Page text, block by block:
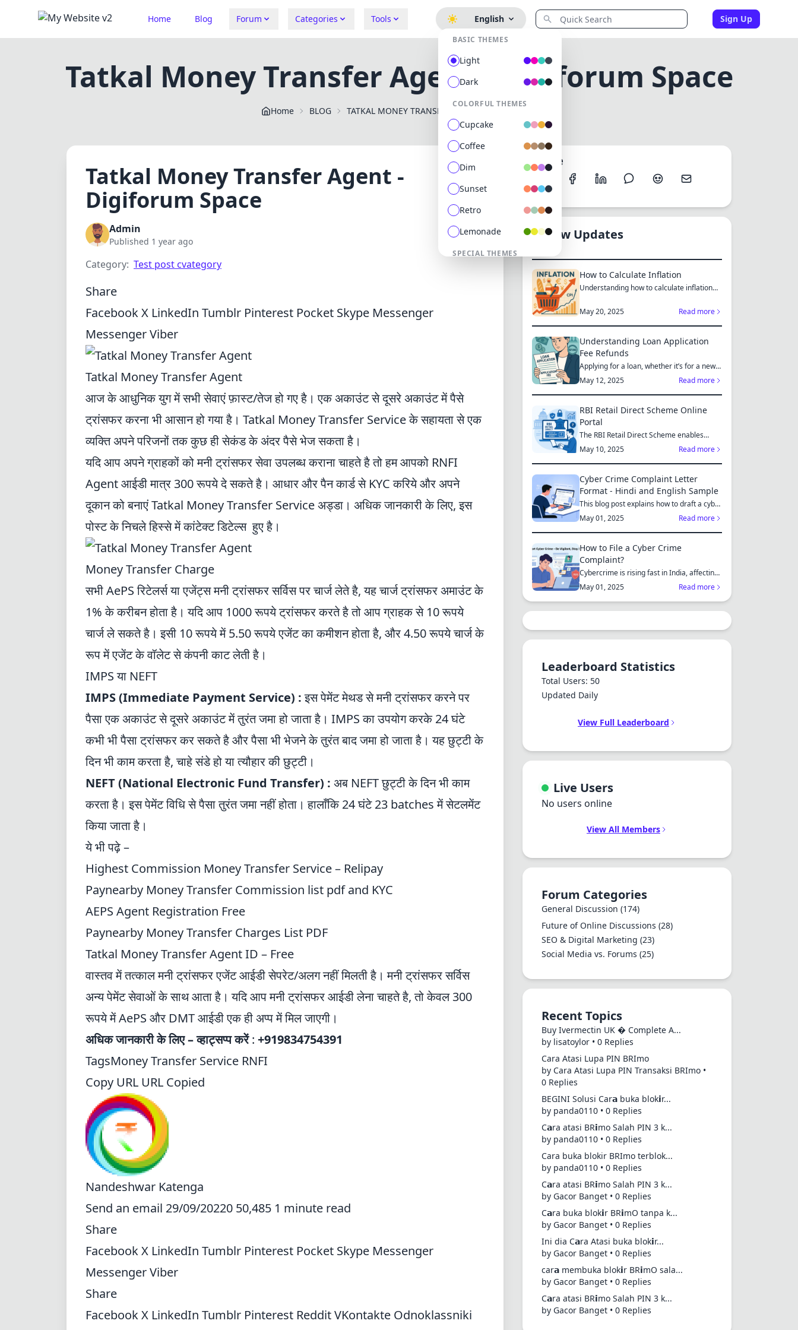
Home Blog Forum Categories Tools
BASIC THEMES
Light
Dark
COLORFUL THEMES
Cupcake
Coffee
Dim
Sunset
Retro
Lemonade
SPECIAL THEMES
Halloween
NATURE THEMES
ELEGANT THEMES
English Sign Up
Tatkal Money Transfer Agent - Digiforum Space
Home BLOG
Tatkal Money Transfer Agent -
Digiforum Space
Admin
Published 1 year ago
Category: Test post cvategory
Share
FacebookX LinkedIn Tumblr Pinterest Pocket Skype Messenger
MessengerViber
Tatkal Money Transfer Agent
आज के आधुनिक युग में सभी सेवाएं फ़ास्ट/तेज हो गए है। एक अकाउंट से दूसरे अकाउंट में पैसे
ट्रांसफर करना भी आसान हो गया है। Tatkal Money Transfer Service के सहायता से एक
व्यक्ति अपने परिजनों तक कुछ ही सेकंड के अंदर पैसे भेज सकता है।
यदि आप अपने ग्राहकों को मनी ट्रांसफर सेवा उपलब्ध कराना चाहते है तो हम आपको RNFI
Agent आईडी मात्र 300 रूपये दे सकते है। आधार और पैन कार्ड से KYC करिये और अपने
दूकान को बनाएं Tatkal Money Transfer Service अड्डा। अधिक जानकारी के लिए, इस
पोस्ट के निचले हिस्से में कांटेक्ट डिटेल्स हुए है।
Money Transfer Charge
सभी AePS रिटेलर्स या एजेंट्स मनी ट्रांसफर सर्विस पर चार्ज लेते है, यह चार्ज ट्रांसफर अमाउंट के
1% के करीबन होता है। यदि आप 1000 रूपये ट्रांसफर करते है तो आप ग्राहक से 10 रूपये
चार्ज ले सकते है। इसी 10 रूपये में 5.50 रूपये एजेंट का कमीशन होता है, और 4.50 रूपये चार्ज के
रूप में एजेंट के वॉलेट से कंपनी काट लेती है।
IMPS या NEFT
IMPS (Immediate Payment Service) :इस पेमेंट मेथड से मनी ट्रांसफर करने पर
पैसा एक अकाउंट से दूसरे अकाउंट में तुरंत जमा हो जाता है। IMPS का उपयोग करके 24 घंटे
कभी भी पैसा ट्रांसफर कर सकते है और पैसा भी भेजने के तुरंत बाद जमा हो जाता है। यह छुट्टी के
दिन भी काम करता है, चाहे संडे हो या त्यौहार की छुट्टी।
NEFT (National Electronic Fund Transfer) : अब NEFT छुट्टी के दिन भी काम
करता है। इस पेमेंट विधि से पैसा तुरंत जमा नहीं होता। हालाँकि 24 घंटे 23 batches में सेटलमेंट
किया जाता है।
ये भी पढ़े –
Highest Commission Money Transfer Service – Relipay
Paynearby Money Transfer Commission list pdf and KYC
AEPS Agent Registration Free
Paynearby Money Transfer Charges List PDF
Tatkal Money Transfer Agent ID – Free
वास्तव में तत्काल मनी ट्रांसफर एजेंट आईडी सेपरेट/अलग नहीं मिलती है। मनी ट्रांसफर सर्विस
अन्य पेमेंट सेवाओं के साथ आता है। यदि आप मनी ट्रांसफर आईडी लेना चाहते है, तो केवल 300
रूपये में AePS और DMT आईडी एक ही अप्प में मिल जाएगी।
अधिक जानकारी के लिए – व्हाट्सप्प करें: +919834754391
TagsMoney Transfer Service RNFI
Copy URL URL Copied
Nandeshwar Katenga
Send an email 29/09/20220 50,485 1 minute read
Share
FacebookX LinkedIn Tumblr Pinterest Pocket Skype Messenger
MessengerViber
Share
FacebookX LinkedIn Tumblr Pinterest RedditVKontakte Odnoklassniki
Share
New Updates
How to Calculate Inflation
Understanding how to calculate inflation
May 20, 2025
Read more
Understanding Loan Application
Fee Refunds
Applying for a loan, whether it’s for a new
home, a car, or...
May 12, 2025 Read more
RBI Retail Direct Scheme Online
Portal
The RBI Retail Direct Scheme enables
individual investors bo...
May 10, 2025 Read more
Cyber Crime Complaint Letter
Format - Hindi and English Sample
This blog post explains how to draft a cyber
crime complaint...
May 01, 2025 Read more
How to File a Cyber Crime
Complaint?
Cybercrime is rising fast in India, affecting
individuals an...
May 01, 2025 Read more
Leaderboard Statistics
Total Users: 50
Updated Daily
View Full Leaderboard
Live Users
No users online
View All Members
Forum Categories
General Discussion (174)
Future of Online Discussions (28)
SEO & Digital Marketing (23)
Social Media vs. Forums (25)
Recent Topics
Buy Ivermectin UK � Complete A...
by lisatoylor • 0 Replies
Cara Atasi Lupa PIN BRImo
by Cara Atasi Lupa PIN Transaksi BRImo •
0 Replies
BEGINI Solusi Car𝗮 buka blok𝗶r...
by panda0110 • 0 Replies
C𝗮ra atasi BR𝗶mo Salah PIN 3 k...
by panda0110 • 0 Replies
Cara buka blokir BRImo terblok...
by panda0110 • 0 Replies
C𝗮ra atasi BR𝗶mo Salah PIN 3 k...
by Gacor Banget • 0 Replies
C𝗮ra buka blok𝗶r BR𝗶mO tanpa k...
by Gacor Banget • 0 Replies
Ini dia C𝗮ra Atasi buka blok𝗶r...
by Gacor Banget • 0 Replies
car𝗮 membuka blok𝗶r BR𝗶mO sala...
by Gacor Banget • 0 Replies
C𝗮ra atasi BR𝗶mo Salah PIN 3 k...
by Gacor Banget • 0 Replies